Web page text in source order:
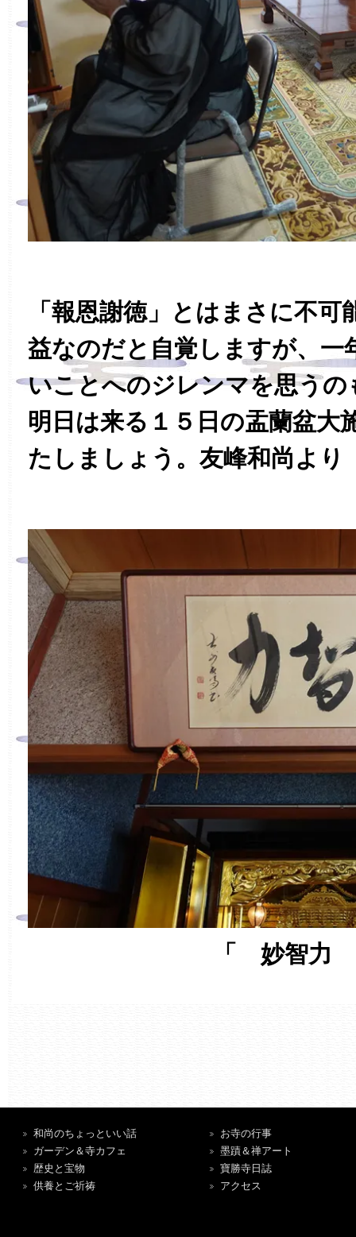
「報恩謝徳」とはまさに不
益なのだと自覚しますが、一
いことへのジレンマを思うの
明日は来る１５日の盂蘭盆大
たしましょう。友峰和尚より
「 妙智力
和尚のちょっといい話
ガーデン＆寺カフェ
歴史と宝物
供養とご祈祷
お寺の行事
墨蹟＆禅アート
寶勝寺日誌
アクセス